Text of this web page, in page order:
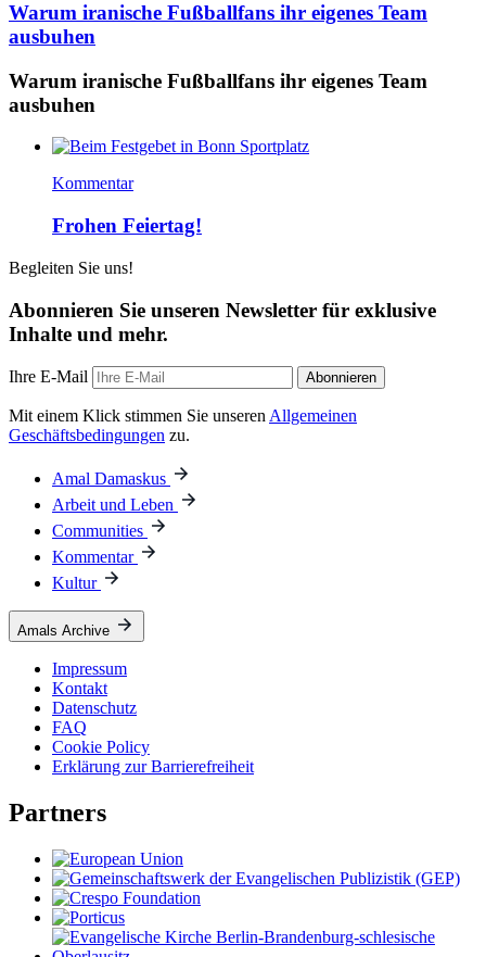
Warum iranische Fußballfans ihr eigenes Team
ausbuhen
Warum iranische Fußballfans ihr eigenes Team
ausbuhen
Kommentar
Frohen Feiertag!
Begleiten Sie uns!
Abonnieren Sie unseren Newsletter für exklusive
Inhalte und mehr.
Ihre E-Mail Abonnieren
Mit einem Klick stimmen Sie unseren Allgemeinen
Geschäftsbedingungen zu.
Amal Damaskus
Arbeit und Leben
Communities
Kommentar
Kultur
Amals Archive
Impressum
Kontakt
Datenschutz
FAQ
Cookie Policy
Erklärung zur Barrierefreiheit
Partners